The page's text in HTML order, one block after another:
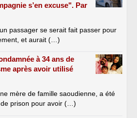
s’en excuse". Par
passager se serait fait passer pour
et aurait (…)
à 34 ans de
après avoir utilisé
mère de famille saoudienne, a été
prison pour avoir (…)